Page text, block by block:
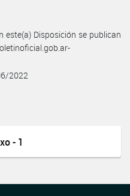
este(a) Disposición se publican
2022
- 1